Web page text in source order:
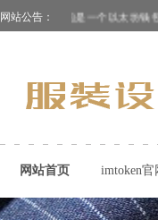
网站公告：
ImToken钱包是一个以太坊钱包
网站首页 imtoken官